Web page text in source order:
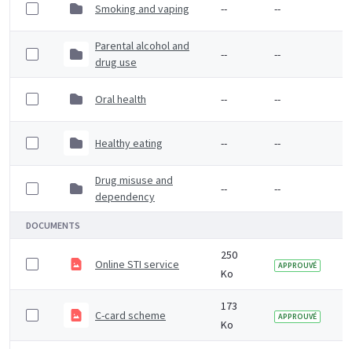
Smoking and vaping -- --
Parental alcohol and
drug use
-- --
Oral health -- --
Healthy eating -- --
Drug misuse and
dependency
-- --
DOCUMENTS
Online STI service
250
Ko
APPROUVÉ
C-card scheme
173
Ko
APPROUVÉ